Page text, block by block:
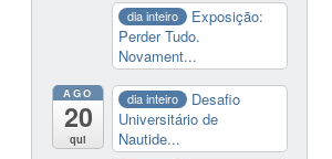
dia inteiro
Exposição:
Perder Tudo.
Novament...
AGO
20
qui
dia inteiro
Desafio
Universitário de
Nautide...